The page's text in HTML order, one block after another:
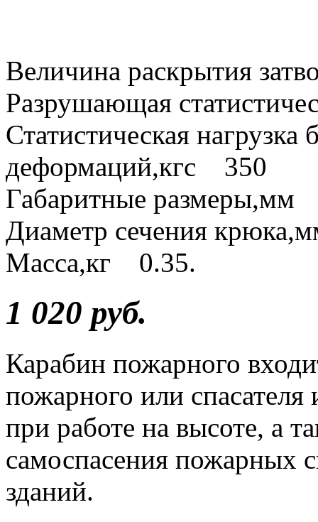
Величина раскрытия
Разрушающая
Статистическая нагрузка
деформаций,кгс 350
Габаритные размеры,мм
Диаметр сечения
Масса,кг 0.35.
1 020 руб.
Карабин пожарного
пожарного или спасателя
при работе на высоте, а
самоспасения пожарных
зданий.